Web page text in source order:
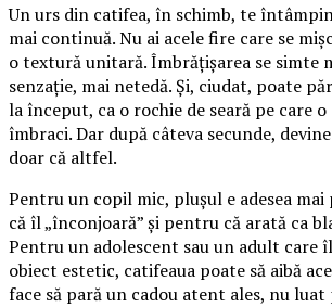
Un urs din catifea, în schimb, te
mai continuă. Nu ai acele fire care se
o textură unitară. Îmbrățișarea se simte
senzație, mai netedă. Și, ciudat, poate
la început, ca o rochie de seară pe care
îmbraci. Dar după câteva secunde,
doar că altfel.
Pentru un copil mic, plușul e adesea
că îl „înconjoară” și pentru că arată ca
Pentru un adolescent sau un adult care
obiect estetic, catifeaua poate să aibă
face să pară un cadou atent ales, nu luat